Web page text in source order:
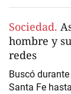
Sociedad.
hombre y
redes
Buscó
Santa Fe